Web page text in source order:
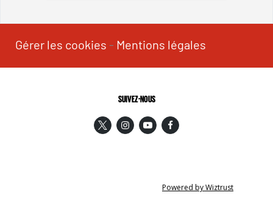
Gérer les cookies - Mentions légales
SUIVEZ-NOUS
Powered by Wiztrust